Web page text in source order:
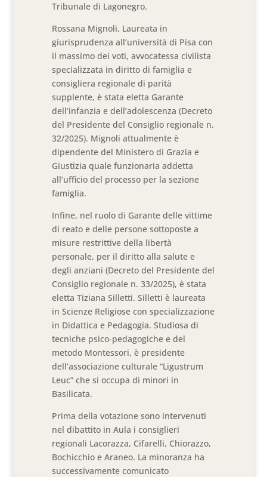
Tribunale di Lagonegro.
Rossana Mignoli, Laureata in
giurisprudenza all’università di Pisa con
il massimo dei voti, avvocatessa civilista
specializzata in diritto di famiglia e
consigliera regionale di parità
supplente, è stata eletta Garante
dell’infanzia e dell’adolescenza (Decreto
del Presidente del Consiglio regionale n.
32/2025). Mignoli attualmente è
dipendente del Ministero di Grazia e
Giustizia quale funzionaria addetta
all’ufficio del processo per la sezione
famiglia.
Infine, nel ruolo di Garante delle vittime
di reato e delle persone sottoposte a
misure restrittive della libertà
personale, per il diritto alla salute e
degli anziani (Decreto del Presidente del
Consiglio regionale n. 33/2025), è stata
eletta Tiziana Silletti. Silletti è laureata
in Scienze Religiose con specializzazione
in Didattica e Pedagogia. Studiosa di
tecniche psico-pedagogiche e del
metodo Montessori, è presidente
dell’associazione culturale “Ligustrum
Leuc” che si occupa di minori in
Basilicata.
Prima della votazione sono intervenuti
nel dibattito in Aula i consiglieri
regionali Lacorazza, Cifarelli, Chiorazzo,
Bochicchio e Araneo. La minoranza ha
successivamente comunicato